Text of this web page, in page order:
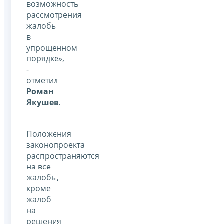
возможность
рассмотрения
жалобы
в
упрощенном
порядке»,
-
отметил
Роман
Якушев.
Положения
законопроекта
распространяются
на все
жалобы,
кроме
жалоб
на
решения